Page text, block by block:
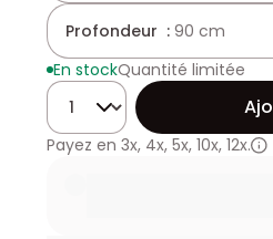
Profondeur : 90 cm
En stockQuantité limitée
Quantité
Payez en 3x, 4x, 5x, 10x, 12x.